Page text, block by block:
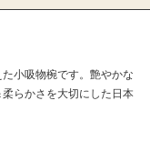
小吸物椀です。艶やかな
らかさを大切にした日本